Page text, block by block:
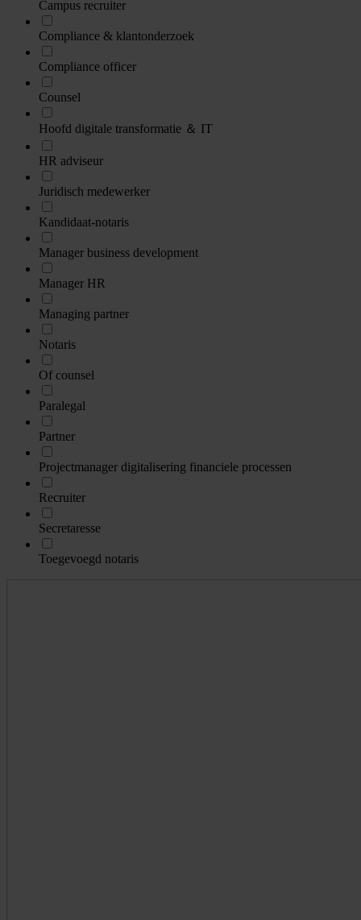
Campus recruiter
Compliance & klantonderzoek
Compliance officer
Counsel
Hoofd digitale transformatie ＆ IT
HR adviseur
Juridisch medewerker
Kandidaat-notaris
Manager business development
Manager HR
Managing partner
Notaris
Of counsel
Paralegal
Partner
Projectmanager digitalisering financiele processen
Recruiter
Secretaresse
Toegevoegd notaris